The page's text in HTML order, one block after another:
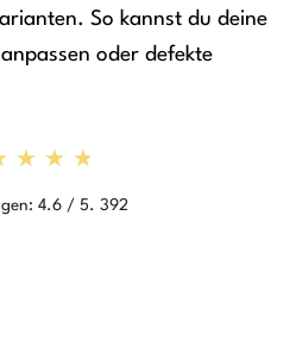
So kannst du deine
oder defekte
4.6 / 5. 392